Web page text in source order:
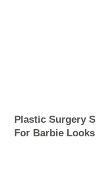
Plastic Surgery
For Barbie Looks